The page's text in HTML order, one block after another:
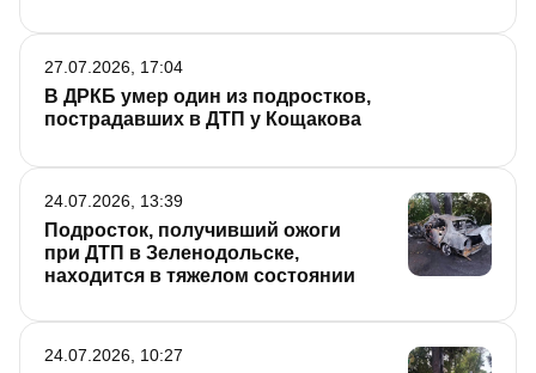
В ДРКБ умер один из подростков,
пострадавших в ДТП у Кощакова
27.07.2026, 17:04
Подросток, получивший ожоги
при ДТП в Зеленодольске,
находится в тяжелом состоянии
24.07.2026, 13:39
24.07.2026, 10:27